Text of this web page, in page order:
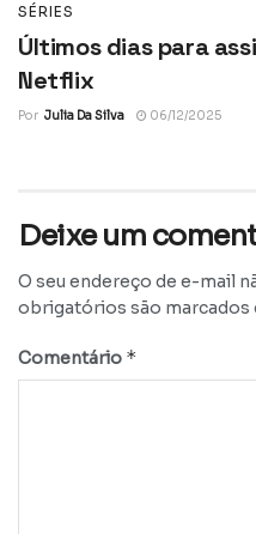
SÉRIES
Últimos dias para
Netflix
Por Julia Da Silva 06/12/2025
Deixe um
O seu endereço de e-mail
obrigatórios são marcados
Comentário *